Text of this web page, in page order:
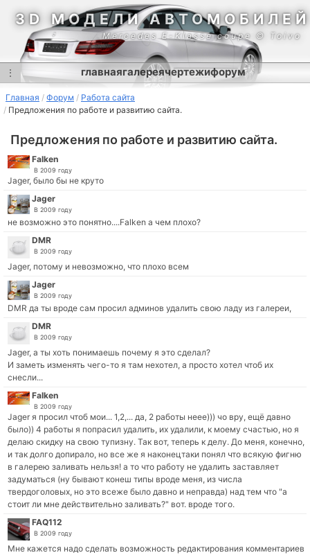
3D МОДЕЛИ АВТОМОБИЛЕЙ
Mercedes E-Klasse coupe © Toivo
⋮ главнаягалереячертежифорум
Главная Форум
Работа сайта
Предложения по работе и развитию сайта.
Предложения по работе и развитию сайта.
Falken
В 2009 году
Jager, было бы не круто
Jager
В 2009 году
не возможно это понятно....Falken а чем плохо?
DMR
В 2009 году
Jager, потому и невозможно, что плохо всем
Jager
В 2009 году
DMR да ты вроде сам просил админов удалить свою ладу из галереи,
DMR
В 2009 году
Jager, а ты хоть понимаешь почему я это сделал?
И заметь изменять чего-то я там нехотел, а просто хотел чтоб их
снесли...
Falken
В 2009 году
Jager я просил чтоб мои... 1,2,... да, 2 работы неее))) чо вру, ещё давно
было)) 4 работы я попрасил удалить, их удалили, к моему счастью, но я
делаю скидку на свою тупизну. Так вот, теперь к делу. До меня, конечно,
и так долго допирало, но все же я наконецтаки понял что всякую фигню
в галерею заливать нельзя! а то что работу не удалить заставляет
задуматься (ну бывают конеш типы вроде меня, из числа
твердоголовых, но это всеже было давно и неправда) над тем что "а
стоит ли мне действительно заливать?" вот. вроде того.
FAQ112
В 2009 году
Мне кажется надо сделать возможность редактирования комментариев